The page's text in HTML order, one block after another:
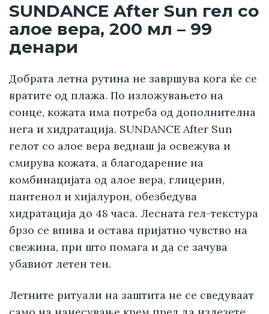
SUNDANCE After Sun гел со
алое вера, 200 мл – 99
денари
Добрата летна рутина не завршува кога ќе се
вратите од плажа. По изложувањето на
сонце, кожата има потреба од дополнителна
нега и хидратација. SUNDANCE After Sun
гелот со алое вера веднаш ја освежува и
смирува кожата, а благодарение на
комбинацијата од алое вера, глицерин,
пантенол и хијалурон, обезбедува
хидратација до 48 часа. Лесната гел-текстура
брзо се впива и остава пријатно чувство на
свежина, при што помага и да се зачува
убавиот летен тен.
Летните ритуали на заштита не се сведуваат